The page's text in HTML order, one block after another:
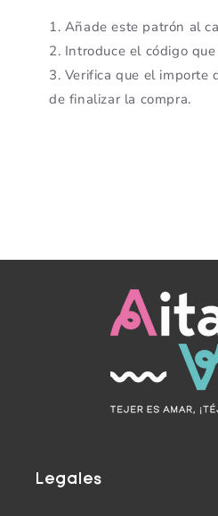
Añade este patrón al
Introduce el código
Verifica que el importe
de finalizar la compra.
Legales